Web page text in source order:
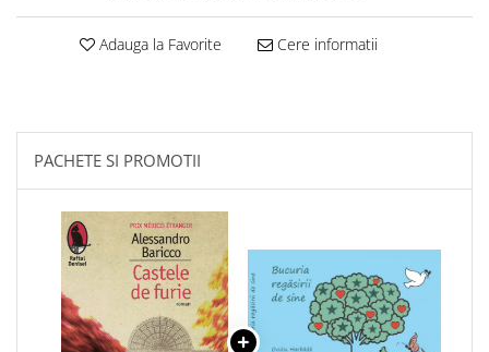
Adauga la Favorite Cere informatii
PACHETE SI PROMOTII